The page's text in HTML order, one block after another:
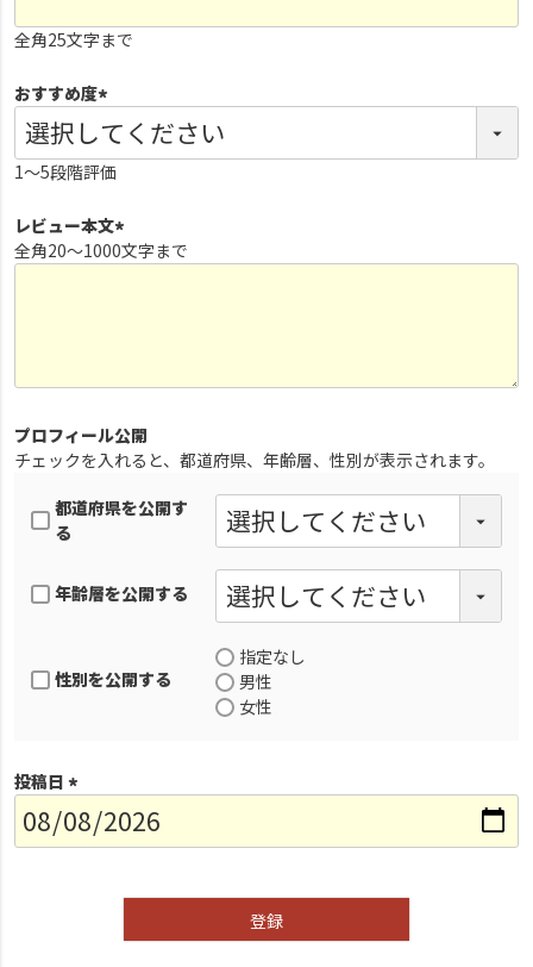
須
全角25文字まで
おすすめ度
(
必
須
1～5段階評価
レビュー本文
(
全角20～1000文字まで
プロフィール公開
チェックを入れると、都道府県、年齢層、性別が表示されます。
都道府県を公開す
る
年齢層を公開する
性別を公開する
指定なし
男性
女性
投稿日
(
必
登録